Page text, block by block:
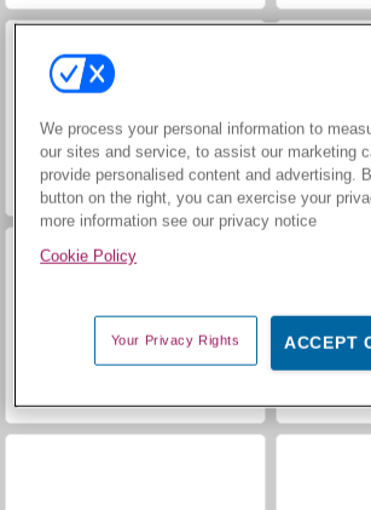
Mücevher Bahçesi Hikayesi
Masha and the Bear: Meadows
We process your personal information to
our sites and service, to assist our marketing
provide personalised content and advertising.
button on the right, you can exercise your
more information see our privacy notice
Cookie Policy
Your Privacy Rights ACCEPT